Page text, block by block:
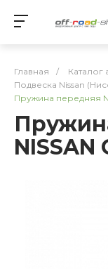
Главная / Каталог
Подвеска Nissan
Пружина передняя
NISSAN